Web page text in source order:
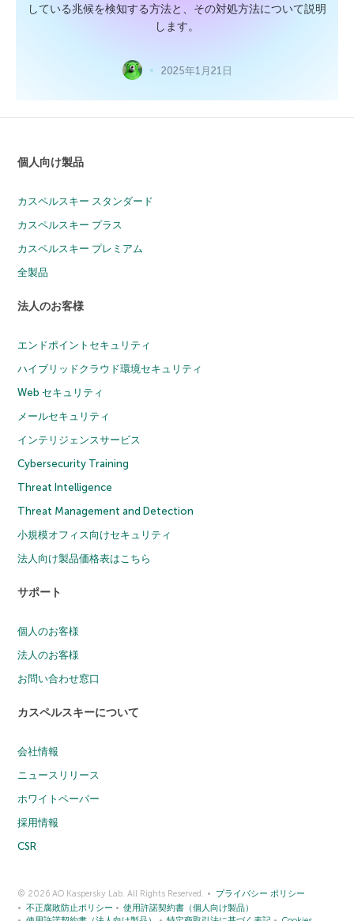
している兆候を検知する方法と、その対処方法について説明
します。
2025年1月21日
個人向け製品
カスペルスキー スタンダード
カスペルスキー プラス
カスペルスキー プレミアム
全製品
法人のお客様
エンドポイントセキュリティ
ハイブリッドクラウド環境セキュリティ
Web セキュリティ
メールセキュリティ
インテリジェンスサービス
Cybersecurity Training
Threat Intelligence
Threat Management and Detection
小規模オフィス向けセキュリティ
法人向け製品価格表はこちら
サポート
個人のお客様
法人のお客様
お問い合わせ窓口
カスペルスキーについて
会社情報
ニュースリリース
ホワイトペーパー
採用情報
CSR
© 2026 AO Kaspersky Lab. All Rights Reserved.
プライバシー ポリシー
不正腐敗防止ポリシー
使用許諾契約書（個人向け製品）